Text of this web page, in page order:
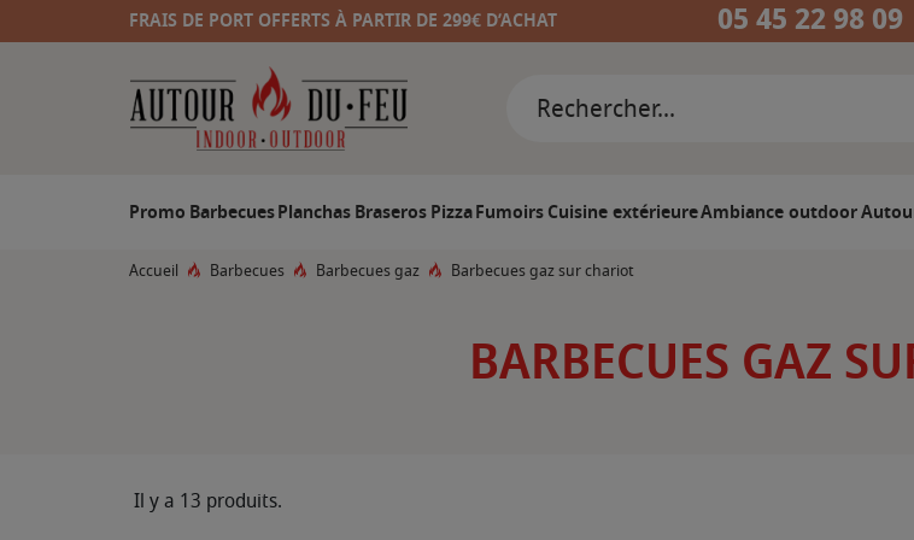
FRAIS DE PORT OFFERTS À PARTIR DE 299€ D’ACHAT 05 45 22 98 09
Promo BarbecuesPlanchasBraserosPizzaFumoirsCuisine extérieureAmbiance outdoor
Accueil Barbecues Barbecues gaz Barbecues gaz sur chariot
BARBECUES GAZ
Il y a 13 produits.